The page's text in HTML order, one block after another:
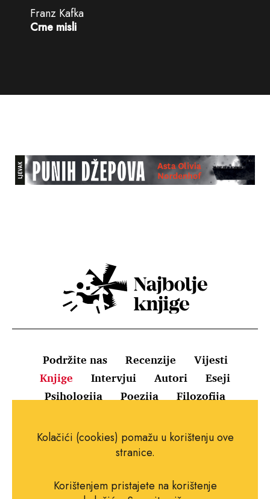
Franz Kafka
Crne misli
Podržite nas Recenzije
Vijesti
Knjige
Intervjui Autori
Eseji
Psihologija
Poezija Filozofija
Uvjeti korištenja
Pravila o kolačićima
Impressum
Kolačići (cookies) pomažu u korištenju ove
stranice.
Korištenjem pristajete na korištenje